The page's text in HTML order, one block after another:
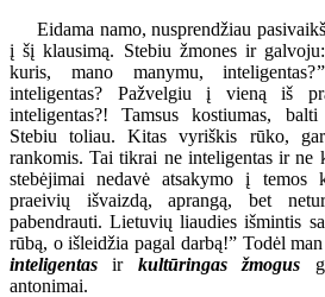
Eidama namo, nusprendžiau
į šį klausimą. Stebiu žmones ir
kuris, mano manymu,
inteligentas? Pažvelgiu į vieną iš
inteligentas?! Tamsus kostiumas,
Stebiu toliau. Kitas vyriškis rūko,
rankomis. Tai tikrai ne inteligentas ir ne
stebėjimai nedavė atsakymo į temos
praeivių išvaizdą, aprangą, bet
pabendrauti. Lietuvių liaudies išmintis
rūbą, o išleidžia pagal darbą!” Todėl
inteligentas ir kultūringas žmogus
antonimai.